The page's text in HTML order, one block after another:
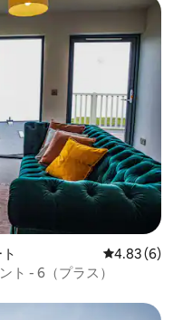
レビュー6
4.83 (6)
ト - 6（プラス）